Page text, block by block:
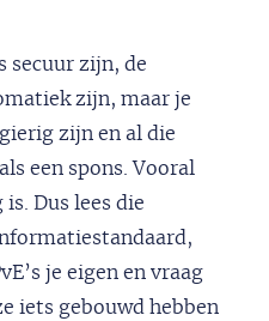
secuur zijn, de
zijn, maar je
zijn en al die
een spons. Vooral
Dus lees die
je eigen en vraag
iets gebouwd hebben